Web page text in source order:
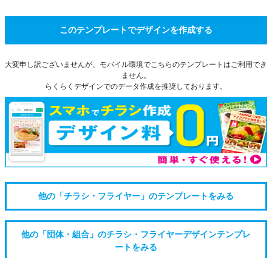
このテンプレートでデザインを作成する
大変申し訳ございませんが、モバイル環境でこちらのテンプレートはご利用でき
ません。
らくらくデザインでのデータ作成を推奨しております。
他の「チラシ・フライヤー」のテンプレートをみる
他の「団体・組合」のチラシ・フライヤーデザインテンプレ
ートをみる